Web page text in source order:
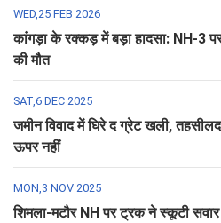
WED,25 FEB 2026
कांगड़ा के रक्कड़ में बड़ा हादसा: NH-3
की मौत
SAT,6 DEC 2025
जमीन विवाद में घिरे द ग्रेट खली,
ऊपर नहीं
MON,3 NOV 2025
शिमला-मटौर NH पर ट्रक ने स्कूटी सवार